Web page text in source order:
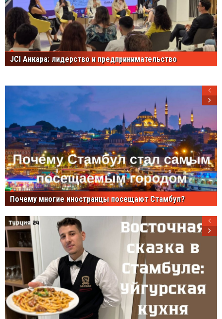
JCI Анкара: лидерство и предпринимательство
Почему многие иностранцы посещают Стамбул?